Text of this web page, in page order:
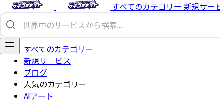
すべてのカテゴリー 新規サー
すべてのカテゴリー
新規サービス
ブログ
人気のカテゴリー
AIアート